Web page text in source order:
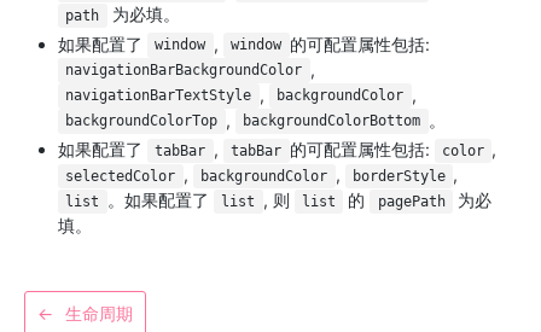
path
为必填。
如果配置了
window , window 的可配置属性包括:
navigationBarBackgroundColor ,
navigationBarTextStyle , backgroundColor ,
backgroundColorTop , backgroundColorBottom
。
如果配置了
tabBar , tabBar 的可配置属性包括: color ,
selectedColor , backgroundColor , borderStyle ,
list 。如果配置了 list , 则 list 的 pagePath
为必
填。
← 生命周期